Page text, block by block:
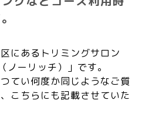
にあるトリミングサロン
ノーリッチ）」です。
てい何度か同じようなご質
こちらにも記載させていた